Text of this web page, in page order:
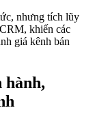
nhưng tích lũy
khiến các
giá kênh bán
hành,